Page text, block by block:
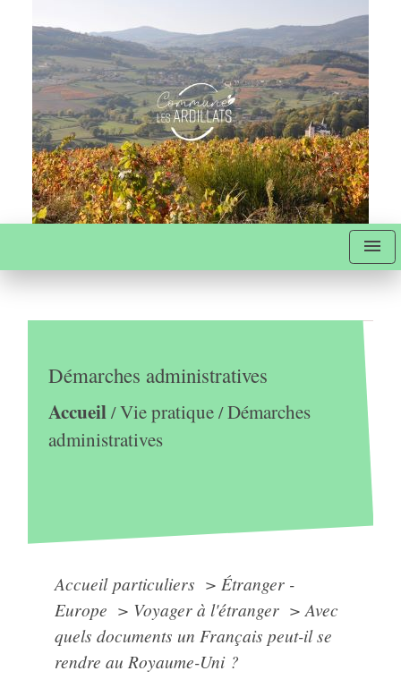
menu
Démarches administratives
Accueil/Vie pratique/Démarches
administratives
Accueil particuliers > Étranger -
Europe > Voyager à l'étranger > Avec
quels documents un Français peut-il se
rendre au Royaume-Uni ?